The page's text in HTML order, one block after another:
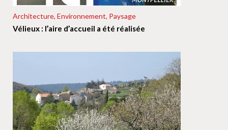
Architecture, Environnement, Paysage
Vélieux : l’aire d’accueil a été réalisée